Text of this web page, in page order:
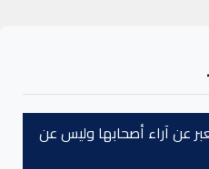
عن آراء أصحابها وليس عن